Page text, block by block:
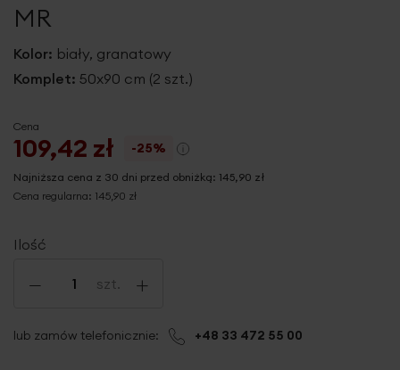
MR
Kolor: biały, granatowy
Komplet: 50x90 cm (2 szt.)
Ilość
- szt. +
Cena
109,42 zł -25%
Najniższa cena z 30 dni przed obniżką: 145,90 zł
Cena regularna: 145,90 zł
lub zamów telefonicznie: +48 33 472 55 00